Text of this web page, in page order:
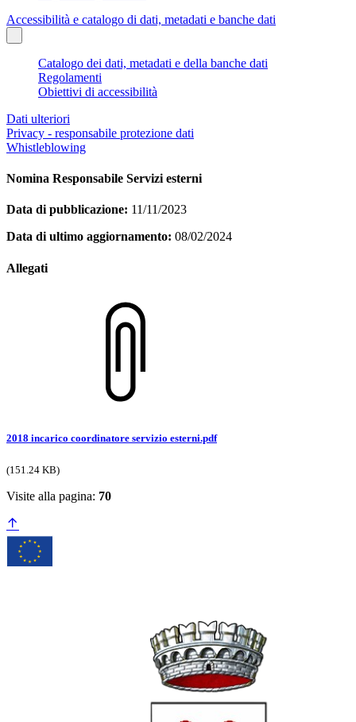
Accessibilità e catalogo di dati, metadati e banche dati
Catalogo dei dati, metadati e della banche dati
Regolamenti
Obiettivi di accessibilità
Dati ulteriori
Privacy - responsabile protezione dati
Whistleblowing
Nomina Responsabile Servizi esterni
Data di pubblicazione: 11/11/2023
Data di ultimo aggiornamento: 08/02/2024
Allegati
2018 incarico coordinatore servizio esterni.pdf
(151.24 KB)
Visite alla pagina: 70